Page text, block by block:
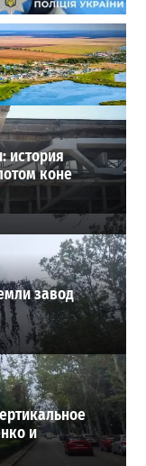
есть
история
коне
завод
и